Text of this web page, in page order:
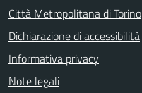
Città Metropolitana di Torino
Dichiarazione di accessibilità
Informativa privacy
Note legali